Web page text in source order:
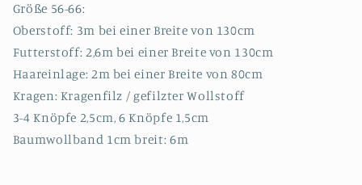
Größe 56-66:
Oberstoff: 3m bei einer Breite von 130cm
Futterstoff: 2,6m bei einer Breite von 130cm
Haareinlage: 2m bei einer Breite von 80cm
Kragen: Kragenfilz / gefilzter Wollstoff
3-4 Knöpfe 2,5cm, 6 Knöpfe 1,5cm
Baumwollband 1cm breit: 6m